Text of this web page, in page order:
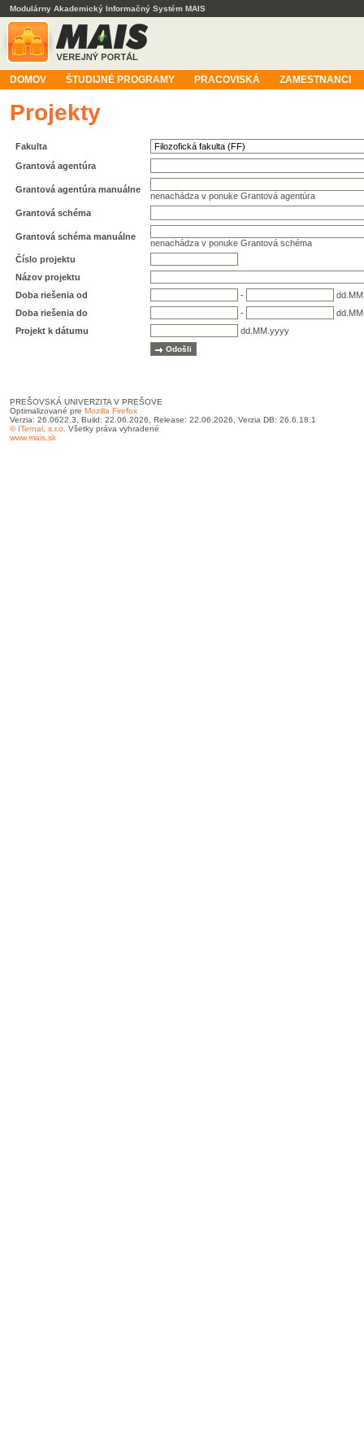
Modulárny Akademický Informačný Systém MAIS
DOMOV ŠTUDIJNÉ PROGRAMY PRACOVISKÁ ZAMESTNANCI
Projekty
Fakulta
Grantová agentúra
Grantová agentúra manuálne
nenachádza v ponuke Grantová agentúra
Grantová schéma
Grantová schéma manuálne
nenachádza v ponuke Grantová schéma
Číslo projektu
Názov projektu
Doba riešenia od
-
Doba riešenia do
-
Projekt k dátumu
dd.MM.yyyy
PREŠOVSKÁ UNIVERZITA V PREŠOVE
Optimalizované pre Mozilla Firefox
Verzia: 26.0622.3, Build: 22.06.2026, Release: 22.06.2026, Verzia DB: 26.6.18.1
© ITernal, s.r.o. Všetky práva vyhradené
www.mais.sk